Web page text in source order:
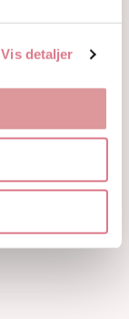
Vis detaljer